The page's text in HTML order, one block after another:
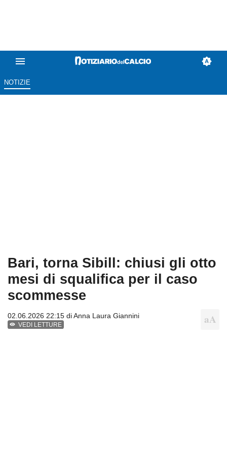
NOTIZIE
Bari, torna Sibill: chiusi gli otto
mesi di squalifica per il caso
scommesse
02.06.2026 22:15 diAnna Laura Giannini
VEDI LETTURE